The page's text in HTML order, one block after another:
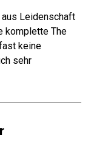
aus Leidenschaft
komplette The
keine
sehr